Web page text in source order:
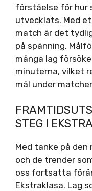
förståelse för hur
utvecklats. Med
match är det
på spänning.
många lag
minuterna, vilket
mål under
STEG I
Med tanke på
och de trender
oss fortsatta
Ekstraklasa. Lag